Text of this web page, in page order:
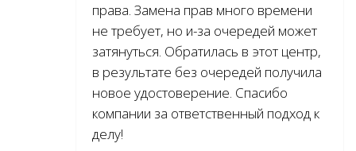
права. Замена прав много времени
не требует, но и-за очередей может
затянуться. Обратилась в этот центр,
в результате без очередей получила
новое удостоверение. Спасибо
компании за ответственный подход к
делу!